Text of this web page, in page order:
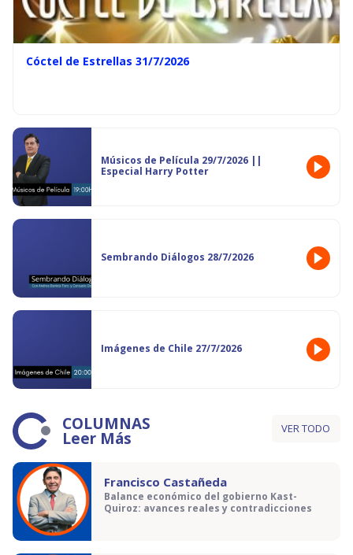
Cóctel de Estrellas 31/7/2026
Músicos de Película 29/7/2026 ||
Especial Harry Potter
Sembrando Diálogos 28/7/2026
Imágenes de Chile 27/7/2026
COLUMNAS
Leer Más VER TODO
Francisco Castañeda
Balance económico del gobierno Kast-
Quiroz: avances reales y contradicciones